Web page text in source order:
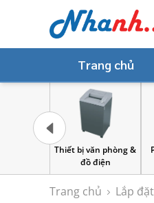
Trang chủ
Phụ kiện máy tính
Trang chủ Lắp